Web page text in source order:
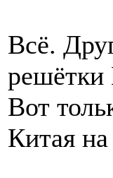
Всё.
решётки
Вот
Китая